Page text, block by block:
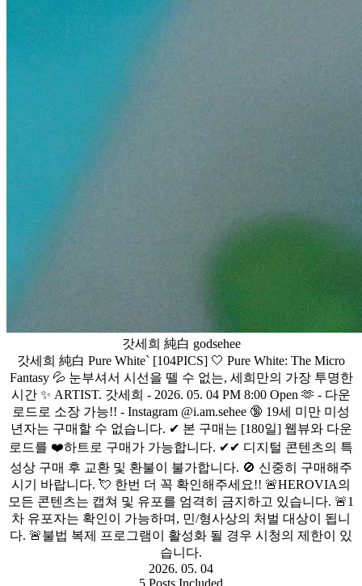
갓세희 純白 godsehee
갓세희 純白 Pure White` [104PICS] 🤍 Pure White: The Micro
Fantasy 💦 눈부셔서 시선을 뗄 수 없는, 세희만의 가장 투명한
시간 ✨ ARTIST. 갓세희 - 2026. 05. 04 PM 8:00 Open 🫶 - 다운
로드로 소장 가능!! - Instagram @i.am.sehee 🔞 19세 미만 미성
년자는 구매할 수 없습니다. ✔ 본 구매는 [180일] 웹뷰와 다운
로드를 ❤️하트로 구매가 가능합니다. ✔✔ 디지털 콘텐츠의 특
성상 구매 후 교환 및 환불이 불가합니다. 🚫 신중히 구매해주
시기 바랍니다. 💘 한번 더 꼭 확인해주세요!! 🚨HEROVIA의
모든 콘텐츠는 캡쳐 및 유포를 엄격히 금지하고 있습니다. 🚨1
차 유포자는 확인이 가능하며, 민/형사상의 처벌 대상이 됩니
다. 🚨불법 복제 프로그램이 활성화 될 경우 시청의 제한이 있
습니다.
2026. 05. 04
5 Posts Included